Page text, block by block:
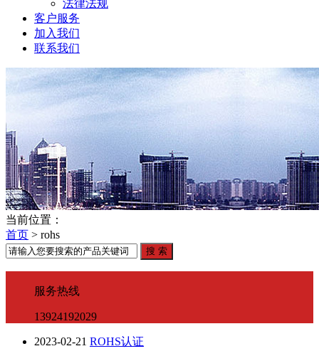
法律法规
客户服务
加入我们
联系我们
当前位置：
首页 > rohs
服务热线
13924192029
2023-02-21 ROHS认证